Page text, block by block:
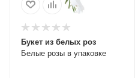
Белые розы в упаковке
Букет из белых роз